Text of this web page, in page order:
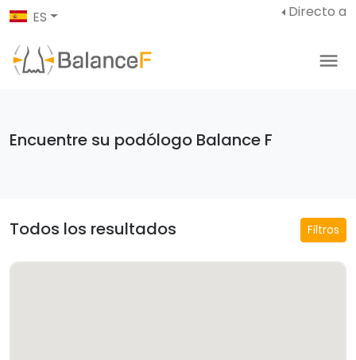
ES Directo a
Encuentre su podólogo Balance F
Todos los resultados Filtros